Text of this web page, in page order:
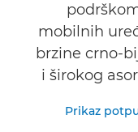
mobilnih
brzine crno-
i širokog
Prikaz